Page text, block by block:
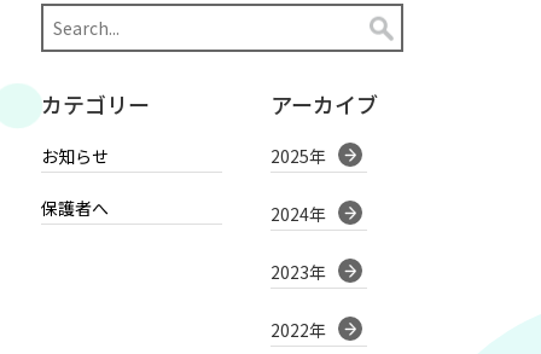
カテゴリー
お知らせ
保護者へ
アーカイブ
2025年
2024年
2023年
2022年